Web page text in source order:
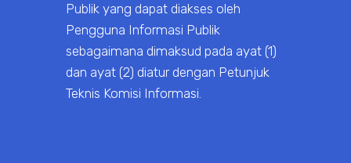
Publik yang dapat diakses oleh
Pengguna Informasi Publik
sebagaimana dimaksud pada ayat (1)
dan ayat (2) diatur dengan Petunjuk
Teknis Komisi Informasi.